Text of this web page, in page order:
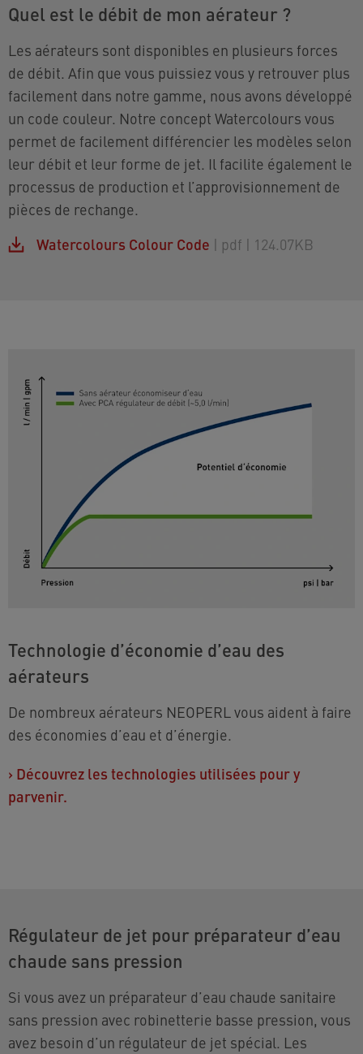
Quel est le débit de mon aérateur ?
Les aérateurs sont disponibles en plusieurs forces
de débit. Afin que vous puissiez vous y retrouver plus
facilement dans notre gamme, nous avons développé
un code couleur. Notre concept Watercolours vous
permet de facilement différencier les modèles selon
leur débit et leur forme de jet. Il facilite également le
processus de production et l’approvisionnement de
pièces de rechange.
Watercolours Colour Code | pdf | 124.07KB
Technologie d’économie d’eau des
aérateurs
De nombreux aérateurs NEOPERL vous aident à faire
des économies d’eau et d’énergie.
› Découvrez les technologies utilisées pour y
parvenir.
Régulateur de jet pour préparateur d’eau
chaude sans pression
Si vous avez un préparateur d’eau chaude sanitaire
sans pression avec robinetterie basse pression, vous
avez besoin d’un régulateur de jet spécial. Les